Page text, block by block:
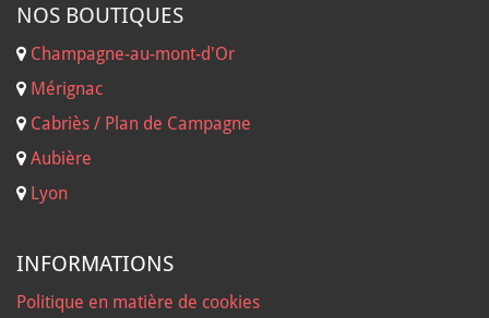
NOS BOUTIQUES
Champagne-au-mont-d'Or
Mérignac
Cabriès / Plan de Campagne
Aubière
Lyon
INFORMATIONS
Politique en matière de cookies